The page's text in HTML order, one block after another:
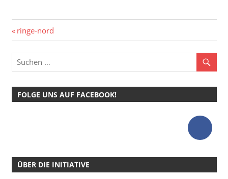
Beitragsnavigation
Vorheriger
Beitrag:
ringe-nord
FOLGE UNS AUF FACEBOOK!
ÜBER DIE INITIATIVE